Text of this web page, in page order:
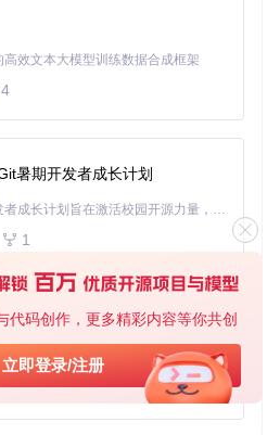
代码创作，更多精彩内容等你共创
立即登录/注册
能有所差异，详细指南可参考项目
档。对于Windows用户，也可直
下方式验证安装是否正确：
列表，无图形错乱或文字缺失
地形、建筑菜单和资源面板
认存档功能正常工作
模式是否正确生效
的城市引擎
心功能分布在src目录下的几个关键
city/目录，包含城市数据管理、资
效文本大模型训练数据合成框架
4
暑期开发者成长计划
「源启盛夏」暑期校园开发者成长计划旨在激活校园开源力量，通过积分激励、认证扶持、资源倾斜等形式，引导高校组织和开发者完成「入驻 — 建项目 — 做贡献 — 获认证 — 得资源」的完整闭环。无论你是想带领社团入驻平台的组织者，还是希望用代码贡献证明自己的开发者，都能在这里找到属于你的成长路径。
1
基于Python的Xiaozhi AI，适用于想要完整Xiaozhi体验而无需拥有专用硬件的用户。
1